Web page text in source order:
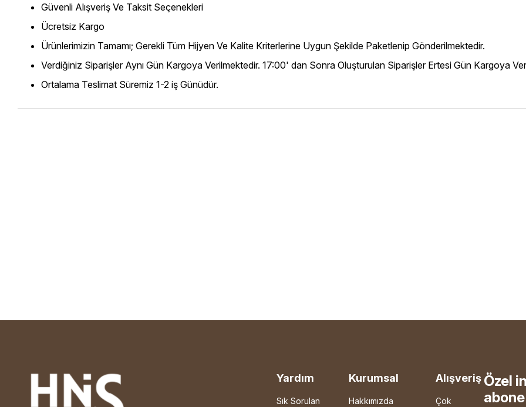
Güvenli Alışveriş Ve Taksit Seçenekleri
Ücretsiz Kargo
Ürünlerimizin Tamamı; Gerekli Tüm Hijyen Ve Kalite Kriterlerine Uygun Şekilde Paketlenip Gönderilmektedir.
Verdiğiniz Siparişler Aynı Gün Kargoya Verilmektedir. 17:00' dan Sonra Oluşturulan Siparişler Ertesi Gün Kargoya
Ortalama Teslimat Süremiz 1-2 iş Günüdür.
Yardım
Sık Sorulan
Kurumsal
Hakkımızda
Alışveriş
Çok
Özel